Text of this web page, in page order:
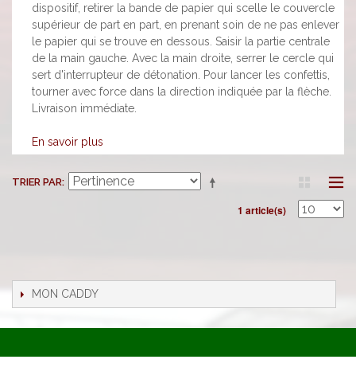
dispositif, retirer la bande de papier qui scelle le couvercle
supérieur de part en part, en prenant soin de ne pas enlever
le papier qui se trouve en dessous. Saisir la partie centrale
de la main gauche. Avec la main droite, serrer le cercle qui
sert d'interrupteur de détonation. Pour lancer les confettis,
tourner avec force dans la direction indiquée par la flèche.
Livraison immédiate.
En savoir plus
TRIER PAR
1 article(s)
MON CADDY